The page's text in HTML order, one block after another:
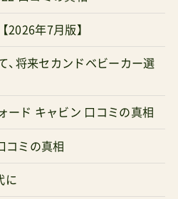
2026年7月版】
、将来セカンドベビーカー選
ード キャビン 口コミの真相
コミの真相
に